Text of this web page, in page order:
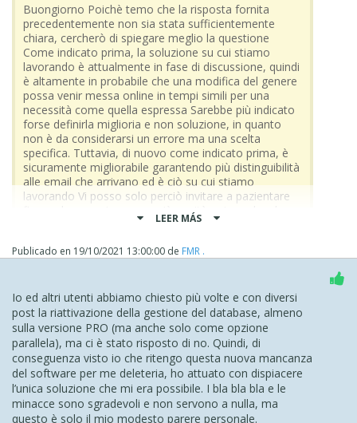
Stefano
Buongiorno Poichè temo che la risposta fornita
precedentemente non sia stata sufficientemente
chiara, cercherò di spiegare meglio la questione
Come indicato prima, la soluzione su cui stiamo
lavorando è attualmente in fase di discussione, quindi
è altamente in probabile che una modifica del genere
possa venir messa online in tempi simili per una
necessità come quella espressa Sarebbe più indicato
forse definirla miglioria e non soluzione, in quanto
non è da considerarsi un errore ma una scelta
specifica. Tuttavia, di nuovo come indicato prima, è
sicuramente migliorabile garantendo più distinguibilità
alle email che arrivano ed è ciò su cui stiamo
lavorando Vi posso solo perciò invitare a pazientare
fino a che non ci saranno più novità a riguardo, che
saranno rese note pubblicamente alla community
(2021.4.5) è frutto non di mero errore ma di scelta,
chiedete di "pazientare" ma attenzione perchè è di
prossima scadenza l'aggiornabilità della Licenza per l'anno
2021.
Non vorrei che a forza di portare pazienza, andassimo a
ricevere un aggiornamento che funzioni, solo dopo aver
sottoscritto una nuova annualità.
LEER MÁS
Publicado en 19/10/2021 13:00:00 de FMR .
Io ed altri utenti abbiamo chiesto più volte e con diversi
post la riattivazione della gestione del database, almeno
sulla versione PRO (ma anche solo come opzione
parallela), ma ci è stato risposto di no. Quindi, di
conseguenza visto io che ritengo questa nuova mancanza
del software per me deleteria, ho attuato con dispiacere
l’unica soluzione che mi era possibile. I bla bla bla e le
minacce sono sgradevoli e non servono a nulla, ma
questo è solo il mio modesto parere personale.